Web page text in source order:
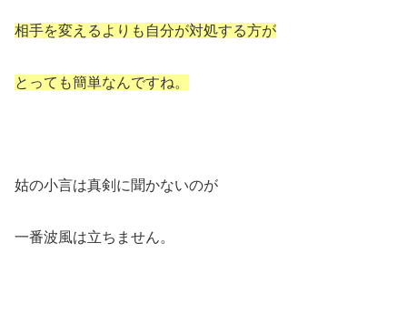
相手を変えるよりも自分が対処する方が
とっても簡単なんですね。
姑の小言は真剣に聞かないのが
一番波風は立ちません。